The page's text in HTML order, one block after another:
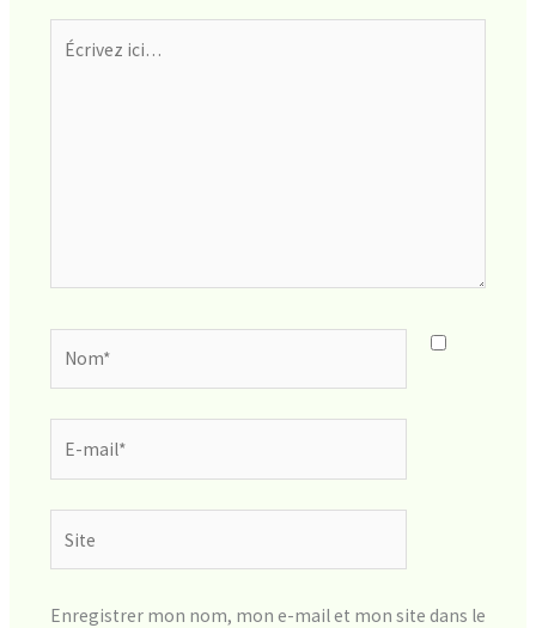
ici…
mail*
Enregistrer mon nom, mon e-mail et mon site dans le